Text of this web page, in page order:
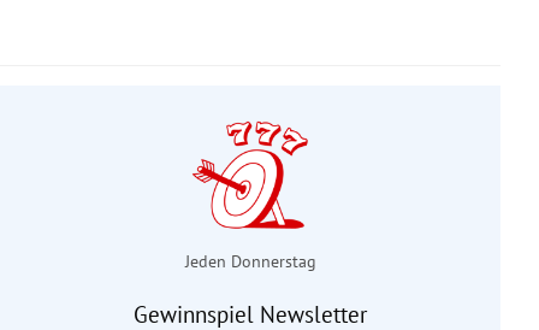
Jeden Donnerstag
Gewinnspiel Newsletter